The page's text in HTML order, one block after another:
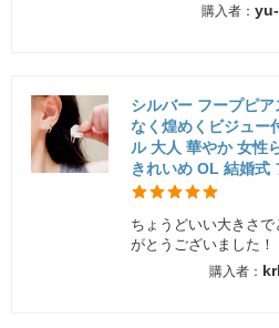
シルバー フープピ
なく煌めくビジュ
ル 大人 華やか 女性
きれいめ OL 結婚式
ちょうどいい大きさ
がとうございました！